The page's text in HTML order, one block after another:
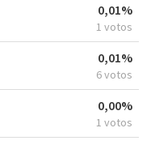
0,01%
1 votos
0,01%
6 votos
0,00%
1 votos